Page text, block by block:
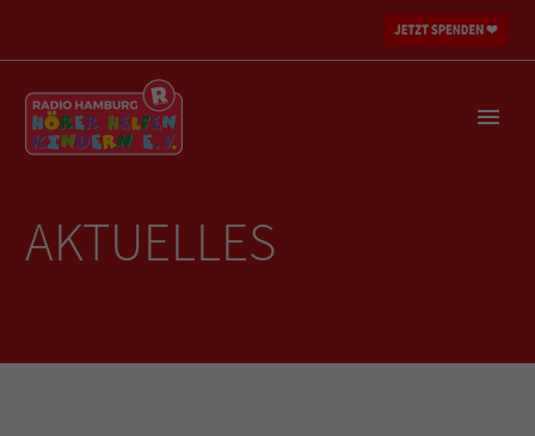
AKTUELLES